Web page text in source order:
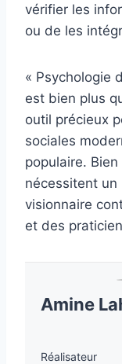
vérifier les
ou de les
« Psychologie
est bien plus
outil précieux
sociales
populaire.
nécessitent un
visionnaire
et des
Amine
Réalisateur